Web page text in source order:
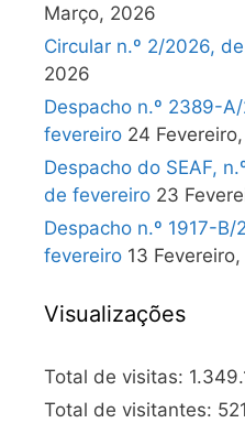
Março, 2026
Circular n.º 2/2026,
2026
Despacho n.º 2389-
fevereiro 24
Despacho do SEAF,
de fevereiro 23
Despacho n.º 1917-
fevereiro 13
Visualizações
Total de visitas:
Total de visitantes: